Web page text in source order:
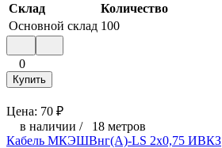
Склад
Количество
Основной склад 100
0
Купить
Цена: 70 ₽
в наличии / 18 метров
Кабель МКЭШВнг(А)-LS 2х0,75 ИВКЗ